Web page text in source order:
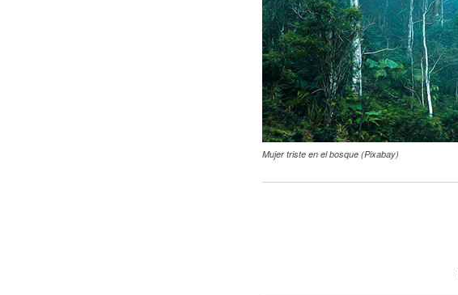
Mujer triste en el bosque (Pixabay)